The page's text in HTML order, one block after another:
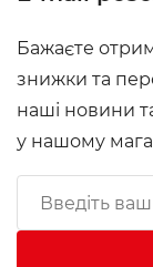
Бажаєте
знижки та
наші новини
у нашому